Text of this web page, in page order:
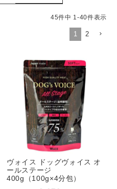
45件中 1-40件表示
1 2
ヴォイス ドッグヴォイス オ
ールステージ
400g（100g×4分包）